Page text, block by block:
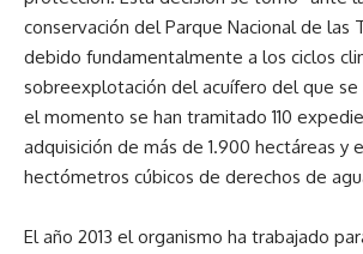
conservación del Parque Nacional de las
debido fundamentalmente a los ciclos
sobreexplotación del acuífero del que se
el momento se han tramitado 110
adquisición de más de 1.900 hectáreas y
hectómetros cúbicos de derechos de
El año 2013 el organismo ha trabajado